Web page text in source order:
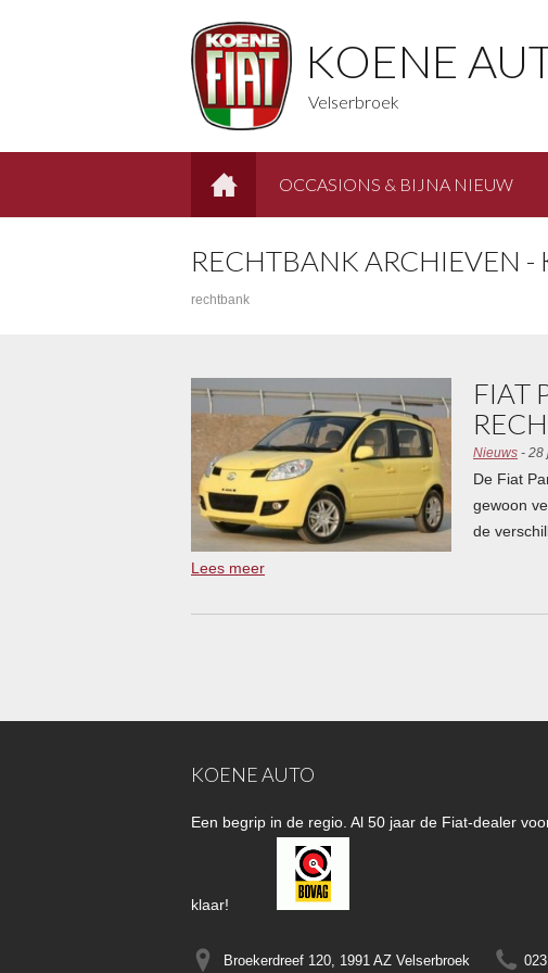
KOENE
Velserbroek
OCCASIONS & BIJNA NIEUW
RECHTBANK ARCHIEVEN -
rechtbank
FIAT
Nieuws - 28
De Fiat
gewoon
de
Lees meer
KOENE AUTO
Een begrip in de regio. Al 50 jaar de Fiat-dealer
klaar!
Broekerdreef 120, 1991 AZ Velserbroek